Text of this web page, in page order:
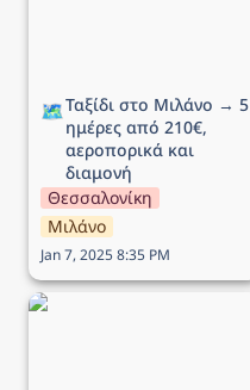
🗺️Ταξίδι στο Μιλάνο → 5
ημέρες από 210€,
αεροπορικά και
διαμονή
Θεσσαλονίκη
Μιλάνο
Jan 7, 2025 8:35 PM
Ταξίδι στη Ρώμη → 5